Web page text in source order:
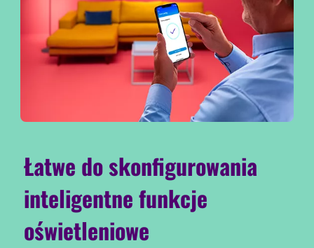
Łatwe do skonfigurowania
inteligentne funkcje
oświetleniowe